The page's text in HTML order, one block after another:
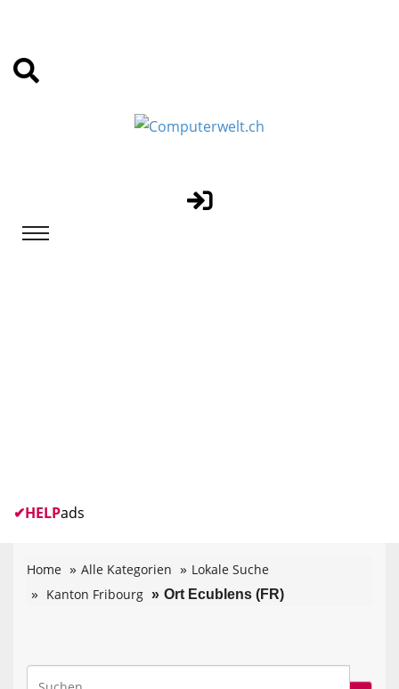
✔HELPads
Home Alle Kategorien
Lokale Suche
Kanton Fribourg
Ort Ecublens (FR)